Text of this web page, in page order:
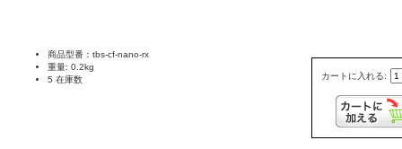
カートに入れる:
商品型番：tbs-cf-nano-rx
重量: 0.2kg
5 在庫数